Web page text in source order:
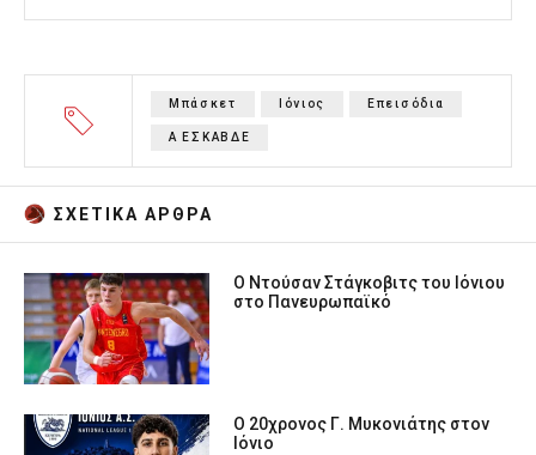
Μπάσκετ Ιόνιος Επεισόδια
Α ΕΣΚΑΒΔΕ
ΣΧΕΤΙΚA AΡΘΡΑ
Ο Ντούσαν Στάγκοβιτς του Ιόνιου
στο Πανευρωπαϊκό
Ο 20χρονος Γ. Μυκονιάτης στον
Ιόνιο